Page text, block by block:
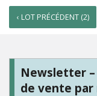
‹ LOT PRÉCÉDENT (2)
Newsletter
de vente par